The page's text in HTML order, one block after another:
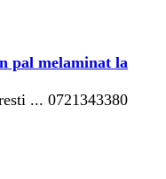
pal melaminat la
... 0721343380